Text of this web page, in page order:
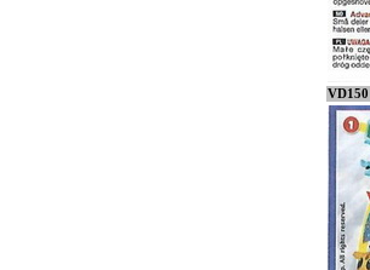
VD150